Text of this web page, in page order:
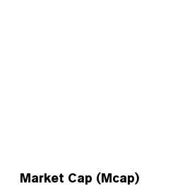
Market Cap (Mcap)